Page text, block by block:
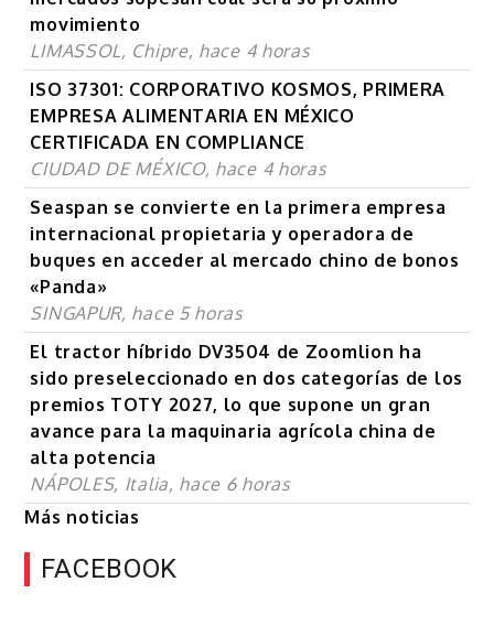
movimiento
LIMASSOL, Chipre, hace 4 horas
ISO 37301: CORPORATIVO KOSMOS, PRIMERA
EMPRESA ALIMENTARIA EN MÉXICO
CERTIFICADA EN COMPLIANCE
CIUDAD DE MÉXICO, hace 4 horas
Seaspan se convierte en la primera empresa
internacional propietaria y operadora de
buques en acceder al mercado chino de bonos
«Panda»
SINGAPUR, hace 5 horas
El tractor híbrido DV3504 de Zoomlion ha
sido preseleccionado en dos categorías de los
premios TOTY 2027, lo que supone un gran
avance para la maquinaria agrícola china de
alta potencia
NÁPOLES, Italia, hace 6 horas
Más noticias
FACEBOOK